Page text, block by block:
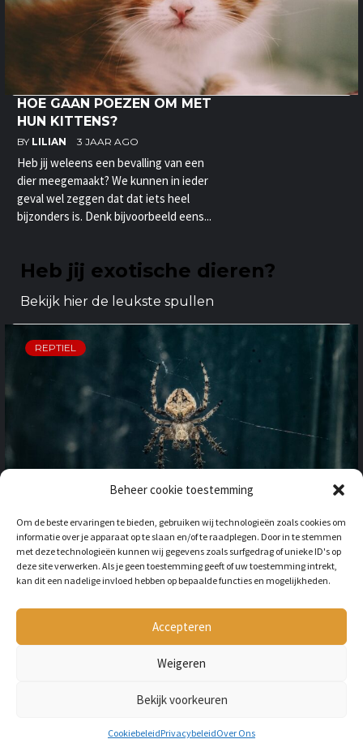
Beheer cookie toestemming
Om de beste ervaringen te bieden, gebruiken wij technologieën zoals cookies om
informatie over je apparaat op te slaan en/of te raadplegen. Door in te stemmen
met deze technologieën kunnen wij gegevens zoals surfgedrag of unieke ID's op
deze site verwerken. Als je geen toestemming geeft of uw toestemming intrekt,
kan dit een nadelige invloed hebben op bepaalde functies en mogelijkheden.
Accepteren
Weigeren
Bekijk voorkeuren
CookiebeleidPrivacybeleidOver Ons
HOE GAAN POEZEN OM MET
HUN KITTENS?
BY LILIAN 3 JAAR AGO
Heb jij weleens een bevalling van een
dier meegemaakt? We kunnen in ieder
geval wel zeggen dat dat iets heel
bijzonders is. Denk bijvoorbeeld eens...
Heb jij exotische dieren?
Bekijk hier de leukste spullen
REPTIEL
BUITENLAND: HOE HOUD JE
REKENING MET
ONGEWENSTE DIEREN?
BY LILIAN 3 JAAR AGO
Als je op vakantie gaat naar het
buitenland, is niet alleen het cultuur en
de temperatuur anders, ook kan het zijn
dat er verschillende dieren...
Copyright © All rights reserved Petmania.nl.